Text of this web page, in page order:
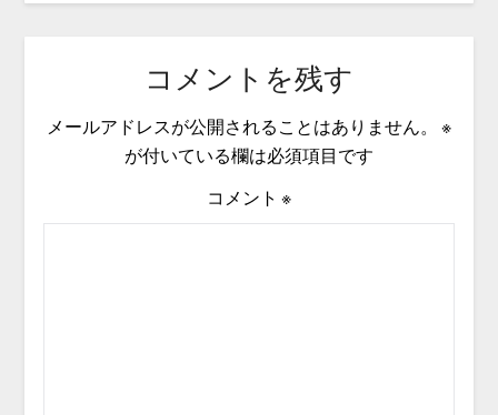
コメントを残す
メールアドレスが公開されることはありません。
※
が付いている欄は必須項目です
コメント ※